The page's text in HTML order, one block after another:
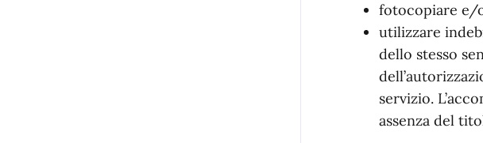
fotocopiare e/
utilizzare
dello stesso
servizio.
assenza del